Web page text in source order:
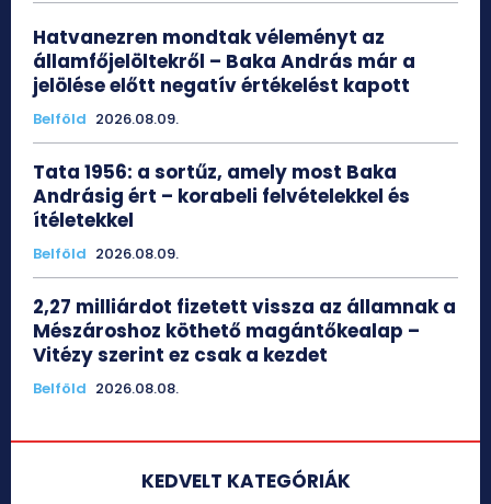
Hatvanezren mondtak véleményt az
államfőjelöltekről – Baka András már a
jelölése előtt negatív értékelést kapott
Belföld 2026.08.09.
Tata 1956: a sortűz, amely most Baka
Andrásig ért – korabeli felvételekkel és
ítéletekkel
Belföld 2026.08.09.
2,27 milliárdot fizetett vissza az államnak a
Mészároshoz köthető magántőkealap –
Vitézy szerint ez csak a kezdet
Belföld 2026.08.08.
KEDVELT KATEGÓRIÁK